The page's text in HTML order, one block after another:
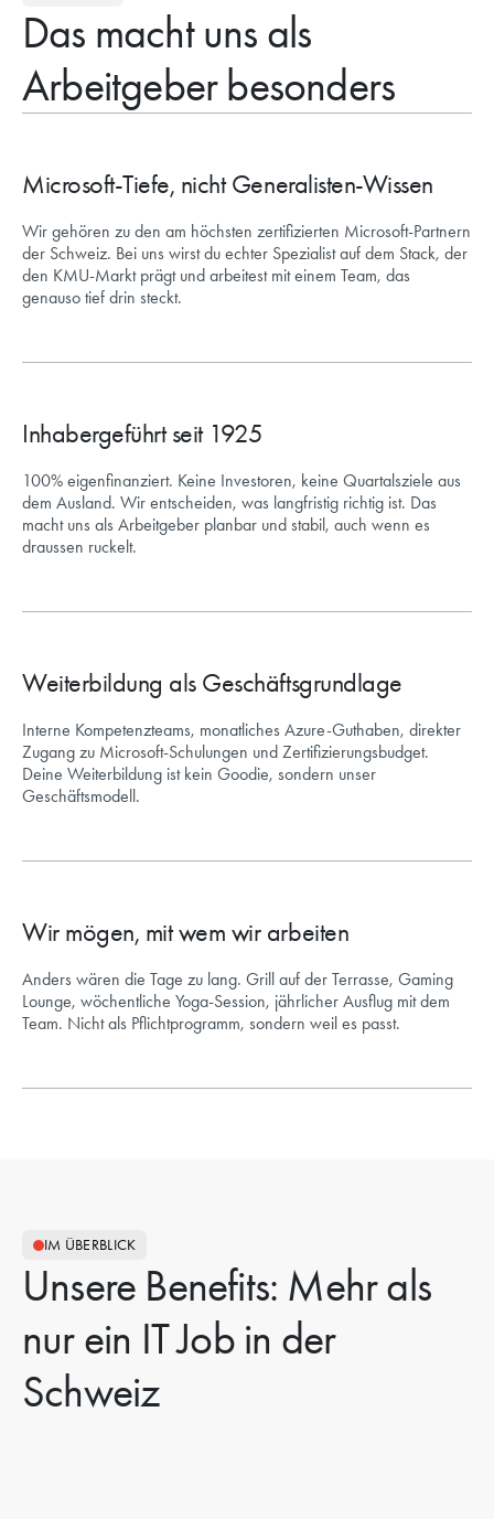
Das macht uns als
Arbeitgeber besonders
Microsoft-Tiefe, nicht Generalisten-Wissen
Wir gehören zu den am höchsten zertifizierten Microsoft-Partnern
der Schweiz. Bei uns wirst du echter Spezialist auf dem Stack, der
den KMU-Markt prägt und arbeitest mit einem Team, das
genauso tief drin steckt.
Inhabergeführt seit 1925
100% eigenfinanziert. Keine Investoren, keine Quartalsziele aus
dem Ausland. Wir entscheiden, was langfristig richtig ist. Das
macht uns als Arbeitgeber planbar und stabil, auch wenn es
draussen ruckelt.
Weiterbildung als Geschäftsgrundlage
Interne Kompetenzteams, monatliches Azure-Guthaben, direkter
Zugang zu Microsoft-Schulungen und Zertifizierungsbudget.
Deine Weiterbildung ist kein Goodie, sondern unser
Geschäftsmodell.
Wir mögen, mit wem wir arbeiten
Anders wären die Tage zu lang. Grill auf der Terrasse, Gaming
Lounge, wöchentliche Yoga-Session, jährlicher Ausflug mit dem
Team. Nicht als Pflichtprogramm, sondern weil es passt.
IM ÜBERBLICK
Unsere Benefits: Mehr als
nur ein IT Job in der
Schweiz